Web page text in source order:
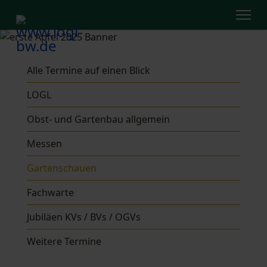
Alle Termine auf einen Blick
LOGL
Obst- und Gartenbau allgemein
Messen
Gartenschauen
Fachwarte
Jubiläen KVs / BVs / OGVs
Weitere Termine